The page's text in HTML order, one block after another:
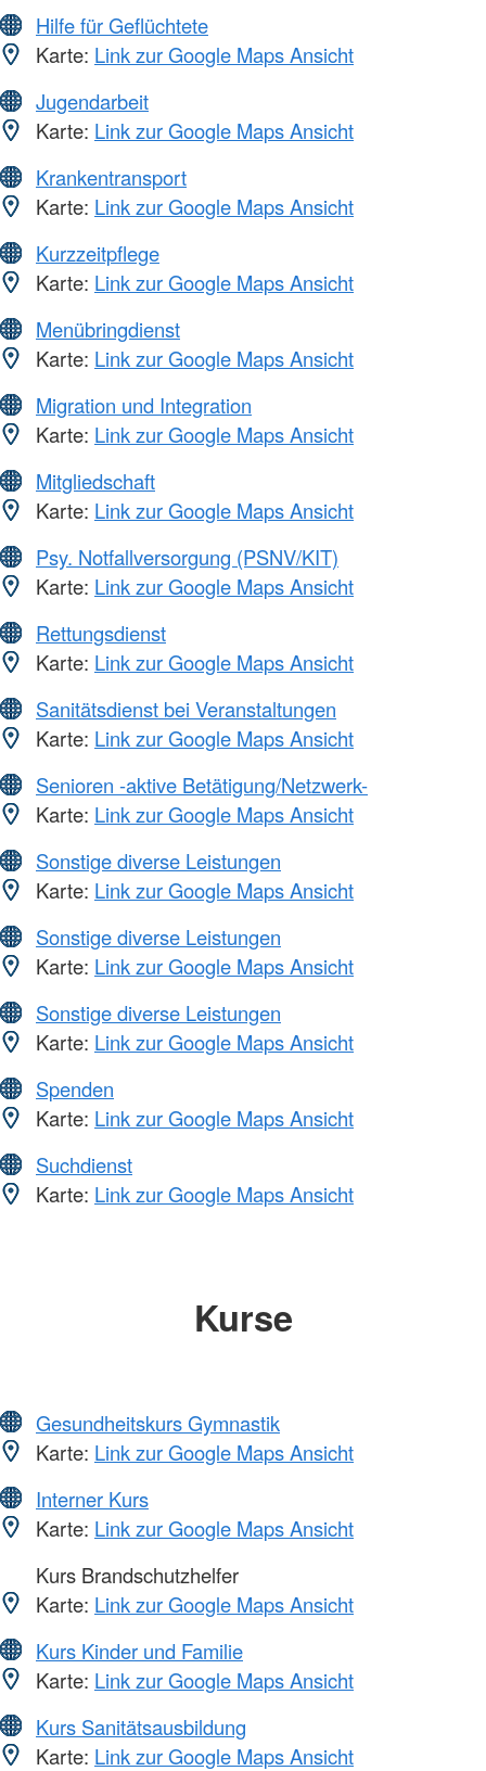
Hilfe für Geflüchtete
Karte: Link zur Google Maps Ansicht
Jugendarbeit
Karte: Link zur Google Maps Ansicht
Krankentransport
Karte: Link zur Google Maps Ansicht
Kurzzeitpflege
Karte: Link zur Google Maps Ansicht
Menübringdienst
Karte: Link zur Google Maps Ansicht
Migration und Integration
Karte: Link zur Google Maps Ansicht
Mitgliedschaft
Karte: Link zur Google Maps Ansicht
Psy. Notfallversorgung (PSNV/KIT)
Karte: Link zur Google Maps Ansicht
Rettungsdienst
Karte: Link zur Google Maps Ansicht
Sanitätsdienst bei Veranstaltungen
Karte: Link zur Google Maps Ansicht
Senioren -aktive Betätigung/Netzwerk-
Karte: Link zur Google Maps Ansicht
Sonstige diverse Leistungen
Karte: Link zur Google Maps Ansicht
Sonstige diverse Leistungen
Karte: Link zur Google Maps Ansicht
Sonstige diverse Leistungen
Karte: Link zur Google Maps Ansicht
Spenden
Karte: Link zur Google Maps Ansicht
Suchdienst
Karte: Link zur Google Maps Ansicht
Kurse
Gesundheitskurs Gymnastik
Karte: Link zur Google Maps Ansicht
Interner Kurs
Karte: Link zur Google Maps Ansicht
Kurs Brandschutzhelfer
Karte: Link zur Google Maps Ansicht
Kurs Kinder und Familie
Karte: Link zur Google Maps Ansicht
Kurs Sanitätsausbildung
Karte: Link zur Google Maps Ansicht